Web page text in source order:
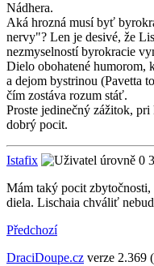
Nádhera.
Aká hrozná musí byť
nervy"? Len je desivé, že
nezmyselností byrokracie
Dielo obohatené humorom,
a dejom bystrinou (Pavetta
čím zostáva rozum stáť.
Proste jedinečný zážitok,
dobrý pocit.
Istafix
Mám taký pocit
diela. Lischaia chváliť
Předchozí
DraciDoupe.cz verze 2.369 (